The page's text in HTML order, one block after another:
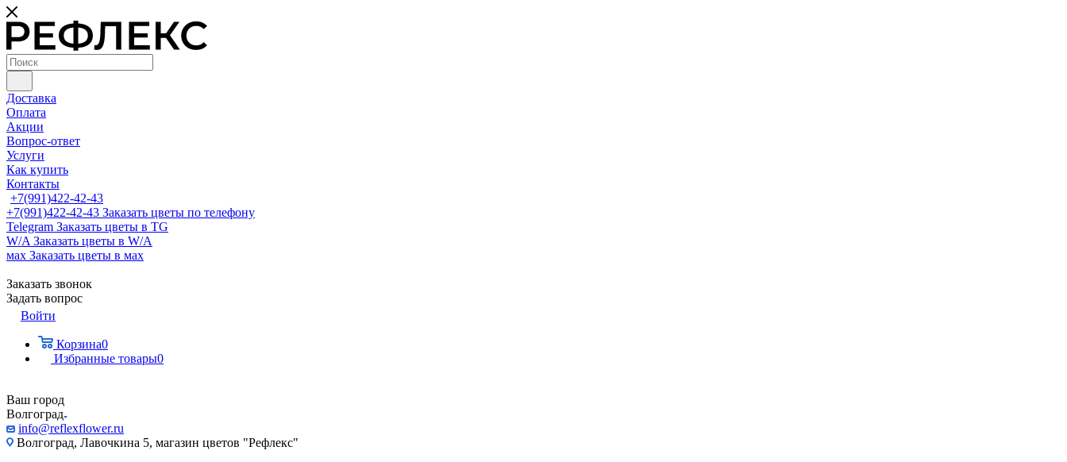
Доставка
Оплата
Акции
Вопрос-ответ
Услуги
Как купить
Контакты
+7(991)422-42-43
+7(991)422-42-43 Заказать цветы по телефону
Telegram Заказать цветы в TG
W/A Заказать цветы в W/A
мах Заказать цветы в мах
Заказать звонок
Задать вопрос
Войти
Корзина0
Избранные товары0
Ваш город
Волгоград
info@reflexflower.ru
Волгоград, Лавочкина 5, магазин цветов "Рефлекс"